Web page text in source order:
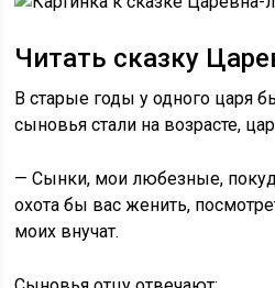
Читать сказку
В старые годы у одного царя
сыновья стали на возрасте,
— Сынки, мои любезные,
охота бы вас женить,
моих внучат.